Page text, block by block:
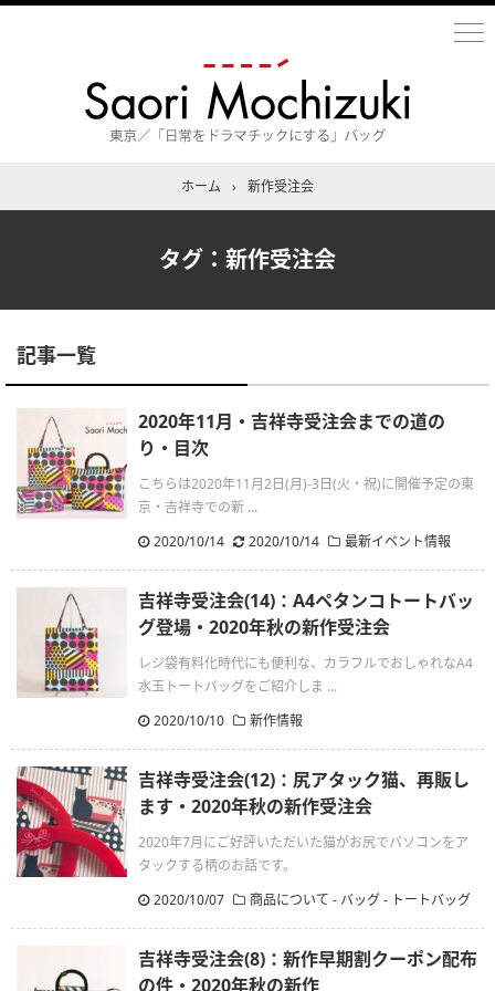
ホーム › 新作受注会
タグ：新作受注会
記事一覧
2020年11月・吉祥寺受注会までの道の
り・目次
こちらは2020年11月2日(月)-3日(火・祝)に開催予定の東
京・吉祥寺での新 ...
2020/10/14
2020/10/14 最新イベント情報
吉祥寺受注会(14)：A4ペタンコトートバッ
グ登場・2020年秋の新作受注会
レジ袋有料化時代にも便利な、カラフルでおしゃれなA4
水玉トートバッグをご紹介しま ...
2020/10/10
新作情報
吉祥寺受注会(12)：尻アタック猫、再販し
ます・2020年秋の新作受注会
2020年7月にご好評いただいた猫がお尻でパソコンをア
タックする柄のお話です。
2020/10/07
商品について - バッグ - トートバッグ
吉祥寺受注会(8)：新作早期割クーポン配布
の件・2020年秋の新作